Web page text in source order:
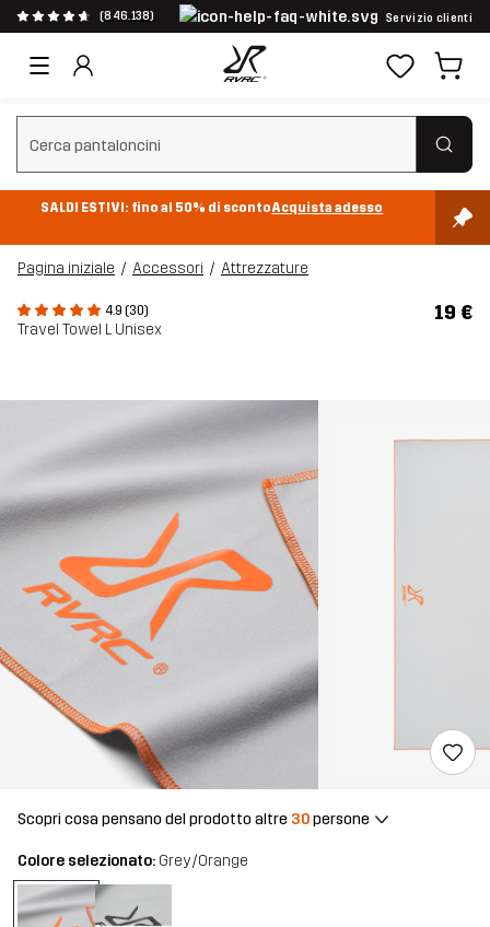
(846.138) Servizio clienti
Cancella ricerca
SALDI ESTIVI: fino al 50% di scontoAcquista adesso
Pagina iniziale Accessori Attrezzature
4.9 (30)
Travel Towel L Unisex
19 €
Scopri cosa pensano del prodotto altre 30persone
Colore selezionato: Grey/Orange